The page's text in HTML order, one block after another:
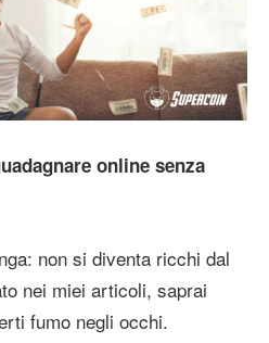
online senza
non si diventa ricchi dal
nei miei articoli, saprai
fumo negli occhi.